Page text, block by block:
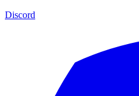
Discord